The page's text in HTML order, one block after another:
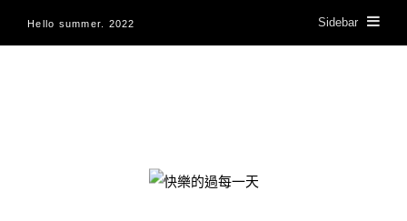
Hello summer. 2022 Sidebar
快樂的過每一天